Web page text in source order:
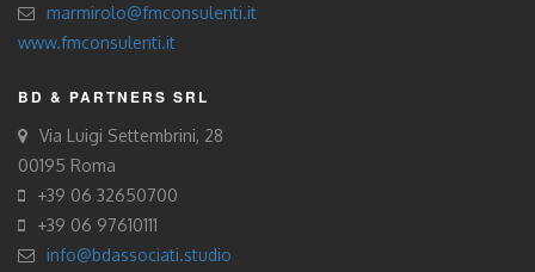
marmirolo@fmconsulenti.it
www.fmconsulenti.it
BD & PARTNERS SRL
Via Luigi Settembrini, 28
00195 Roma
+39 06 32650700
+39 06 97610111
info@bdassociati.studio